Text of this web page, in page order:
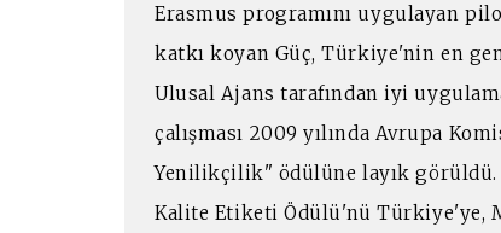
Erasmus programını uygulayan
katkı koyan Güç, Türkiye'nin en
Ulusal Ajans tarafından iyi
çalışması 2009 yılında Avrupa
Yenilikçilik" ödülüne layık görüldü.
Kalite Etiketi Ödülü'nü Türkiye'ye,